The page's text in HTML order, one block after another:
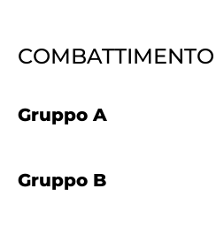
COMBATTIMENTO
Gruppo A
Gruppo B